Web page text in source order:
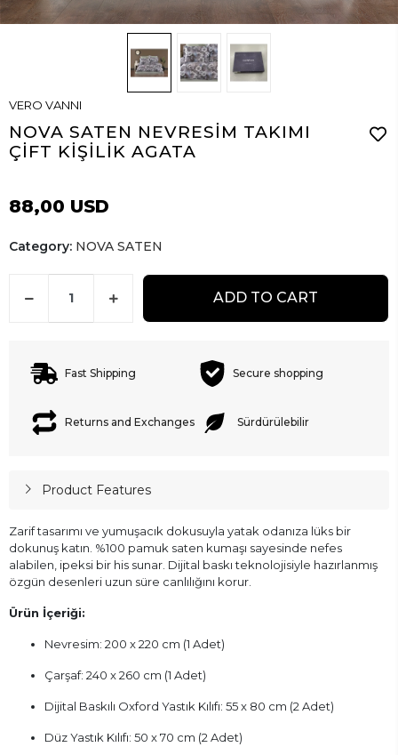
VERO VANNI
NOVA SATEN NEVRESİM TAKIMI
ÇİFT KİŞİLİK AGATA
88,00 USD
Category: NOVA SATEN
ADD TO CART
Fast Shipping Secure shopping
Returns and Exchanges Sürdürülebilir
Product Features
Zarif tasarımı ve yumuşacık dokusuyla yatak odanıza lüks bir
dokunuş katın. %100 pamuk saten kumaşı sayesinde nefes
alabilen, ipeksi bir his sunar. Dijital baskı teknolojisiyle hazırlanmış
özgün desenleri uzun süre canlılığını korur.
Ürün İçeriği:
Nevresim: 200 x 220 cm (1 Adet)
Çarşaf: 240 x 260 cm (1 Adet)
Dijital Baskılı Oxford Yastık Kılıfı: 55 x 80 cm (2 Adet)
Düz Yastık Kılıfı: 50 x 70 cm (2 Adet)